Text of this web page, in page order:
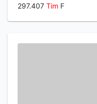
297.407 Tim F